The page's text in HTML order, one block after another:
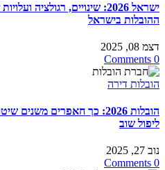
ישראל 2026: שינויים,
ההובלות בישראל
דצמ 08, 2025
0 Comments
הובלות דירה
הובלות 2026: כך חאפרים
ליפול שוב
נוב 27, 2025
0 Comments